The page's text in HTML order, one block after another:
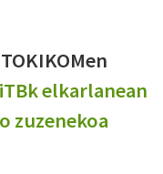
elkarlanean
zuzenekoa